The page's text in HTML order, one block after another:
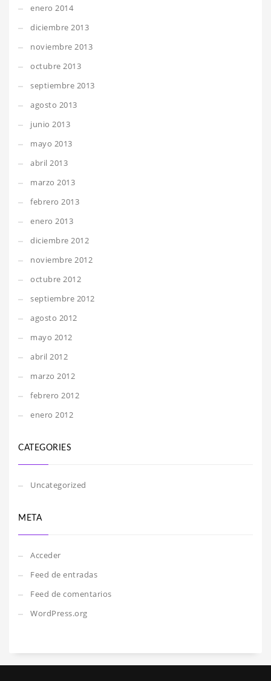
enero 2014
diciembre 2013
noviembre 2013
octubre 2013
septiembre 2013
agosto 2013
junio 2013
mayo 2013
abril 2013
marzo 2013
febrero 2013
enero 2013
diciembre 2012
noviembre 2012
octubre 2012
septiembre 2012
agosto 2012
mayo 2012
abril 2012
marzo 2012
febrero 2012
enero 2012
CATEGORIES
Uncategorized
META
Acceder
Feed de entradas
Feed de comentarios
WordPress.org